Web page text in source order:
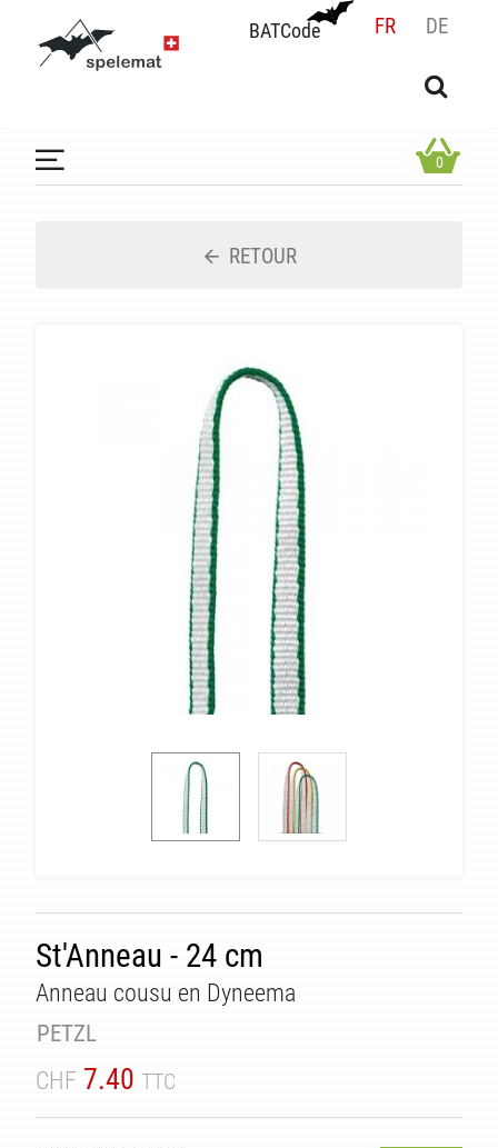
BATCode FR DE
BATCode
OK
0
RETOUR
St'Anneau - 24 cm
Anneau cousu en Dyneema
PETZL
CHF 7.40 TTC